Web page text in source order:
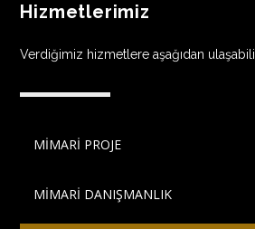
Hizmetlerimiz
Verdiğimiz hizmetlere aşağıdan
MİMARİ PROJE
MİMARİ DANIŞMANLIK